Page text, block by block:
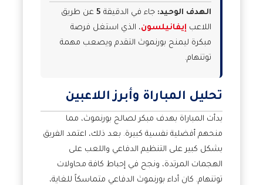
الهدف الوحيد: جاء في الدقيقة 5 عن طريق
اللاعب إيفانيلسون، الذي استغل فرصة
مبكرة ليمنح بورنموث التقدم ويصعب مهمة
توتنهام.
تحليل المباراة وأبرز اللاعبين
بدأت المباراة بهدف مبكر لصالح بورنموث، مما
منحهم أفضلية نفسية كبيرة. بعد ذلك، اعتمد الفريق
بشكل كبير على التنظيم الدفاعي واللعب على
الهجمات المرتدة، ونجح في إحباط كافة محاولات
توتنهام. كان أداء بورنموث الدفاعي متماسكاً للغاية،